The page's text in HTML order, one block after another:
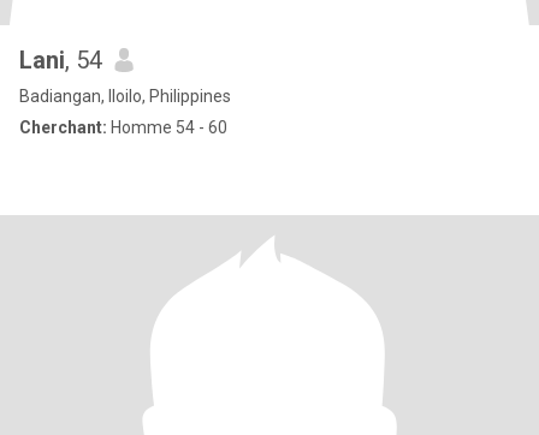
Lani, 54
Badiangan, Iloilo, Philippines
Cherchant: Homme 54 - 60